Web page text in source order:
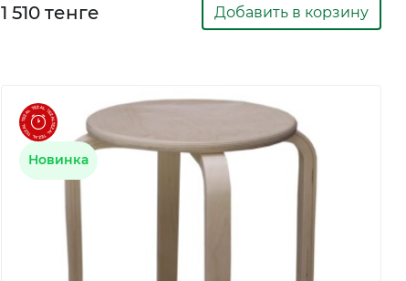
1 510 тенге Добавить в корзину
Новинка